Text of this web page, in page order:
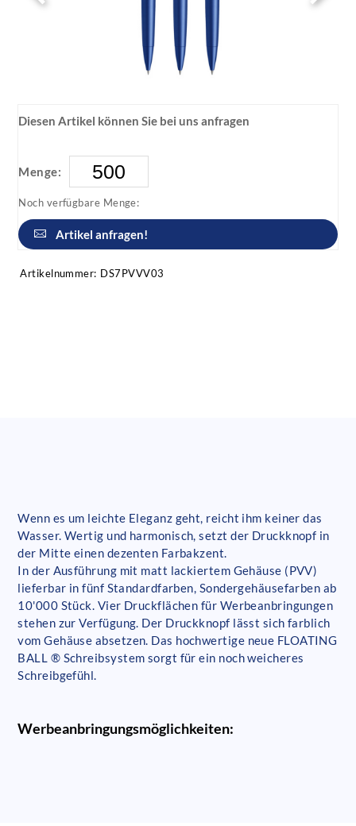
Diesen Artikel können Sie bei uns anfragen
Menge:
Noch verfügbare Menge:
Artikel anfragen!
Artikelnummer: DS7PVVV03
Wenn es um leichte Eleganz geht, reicht ihm keiner das
Wasser. Wertig und harmonisch, setzt der Druckknopf in
der Mitte einen dezenten Farbakzent.
In der Ausführung mit matt lackiertem Gehäuse (PVV)
lieferbar in fünf Standardfarben, Sondergehäusefarben ab
10'000 Stück. Vier Druckflächen für Werbeanbringungen
stehen zur Verfügung. Der Druckknopf lässt sich farblich
vom Gehäuse absetzen. Das hochwertige neue FLOATING
BALL ® Schreibsystem sorgt für ein noch weicheres
Schreibgefühl.
Werbeanbringungsmöglichkeiten: